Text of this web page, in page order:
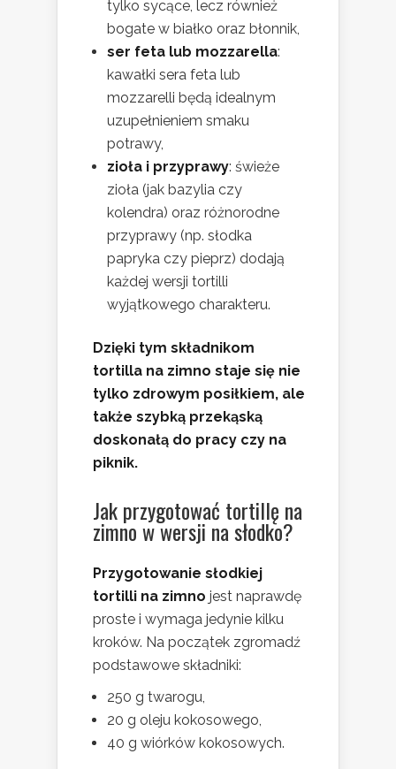
tylko sycące, lecz również
bogate w białko oraz błonnik,
ser feta lub mozzarella:
kawałki sera feta lub
mozzarelli będą idealnym
uzupełnieniem smaku
potrawy,
zioła i przyprawy: świeże
zioła (jak bazylia czy
kolendra) oraz różnorodne
przyprawy (np. słodka
papryka czy pieprz) dodają
każdej wersji tortilli
wyjątkowego charakteru.
Dzięki tym składnikom
tortilla na zimno staje się nie
tylko zdrowym posiłkiem, ale
także szybką przekąską
doskonałą do pracy czy na
piknik.
Jak przygotować tortillę na
zimno w wersji na słodko?
Przygotowanie słodkiej
tortilli na zimno jest naprawdę
proste i wymaga jedynie kilku
kroków. Na początek zgromadź
podstawowe składniki:
250 g twarogu,
20 g oleju kokosowego,
40 g wiórków kokosowych.